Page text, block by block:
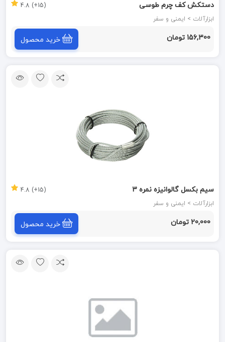
دستکش کف چرم طوسی
ابزارآلات > ایمنی و سفر
(15+) 4.8
156,300 تومان خرید محصول
سیم بکسل گالوانیزه نمره 3
ابزارآلات > ایمنی و سفر
(15+) 4.8
20,000 تومان خرید محصول